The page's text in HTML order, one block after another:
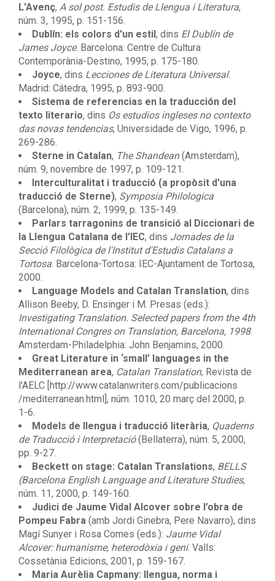
L'Avenç, A sol post. Estudis de Llengua i Literatura,
núm. 3, 1995, p. 151-156.
Dublín: els colors d'un estil, dins El Dublín de
James Joyce. Barcelona: Centre de Cultura
Contemporània-Destino, 1995, p. 175-180.
Joyce, dins Lecciones de Literatura Universal.
Madrid: Cátedra, 1995, p. 893-900.
Sistema de referencias en la traducción del
texto literario, dins Os estudios ingleses no contexto
das novas tendencias, Universidade de Vigo, 1996, p.
269-286.
Sterne in Catalan, The Shandean(Amsterdam),
núm. 9, novembre de 1997, p. 109-121.
Interculturalitat i traducció (a propòsit d'una
traducció de Sterne), Symposia Philologica
(Barcelona), núm. 2, 1999, p. 135-149.
Parlars tarragonins de transició al Diccionari de
la Llengua Catalana de l’IEC, dins Jornades de la
Secció Filològica de l'Institut d'Estudis Catalans a
Tortosa . Barcelona-Tortosa: IEC-Ajuntament de Tortosa,
2000.
Language Models and Catalan Translation, dins
Allison Beeby, D. Ensinger i M. Presas (eds.):
Investigating Translation. Selected papers from the 4th
International Congres on Translation, Barcelona, 1998.
Amsterdam-Philadelphia: John Benjamins, 2000.
Great Literature in ‘small’ languages in the
Mediterranean area, Catalan Translation, Revista de
l'AELC [http://www.catalanwriters.com/publicacions
/mediterranean.html], núm. 1010, 20 març del 2000, p.
1-6.
Models de llengua i traducció literària, Quaderns
de Traducció i Interpretació(Bellaterra), núm. 5, 2000,
pp. 9-27.
Beckett on stage: Catalan Translations, BELLS
(Barcelona English Language and Literature Studies,
núm. 11, 2000, p. 149-160.
Judici de Jaume Vidal Alcover sobre l’obra de
Pompeu Fabra (amb Jordi Ginebra, Pere Navarro), dins
Magí Sunyer i Rosa Comes (eds.): Jaume Vidal
Alcover: humanisme, heterodòxia i geni. Valls:
Cossetània Edicions, 2001, p. 159-167.
Maria Aurèlia Capmany: llengua, norma i